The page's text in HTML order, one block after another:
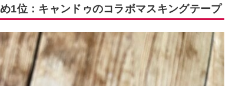
1位：キャンドゥのコラボマスキングテープ